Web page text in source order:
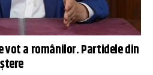
vot a românilor. Partidele din